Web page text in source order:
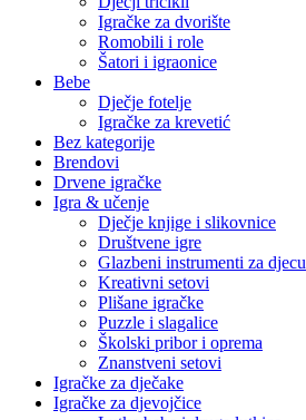
Igračke za dvorište
Romobili i role
Šatori i igraonice
Bebe
Dječje fotelje
Igračke za krevetić
Bez kategorije
Brendovi
Drvene igračke
Igra & učenje
Dječje knjige i slikovnice
Društvene igre
Glazbeni instrumenti za djecu
Kreativni setovi
Plišane igračke
Puzzle i slagalice
Školski pribor i oprema
Znanstveni setovi
Igračke za dječake
Igračke za djevojčice